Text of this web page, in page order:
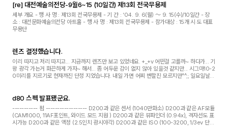
[re] 대전예술의전당-9월6~15 (10일간) 제13회 전국무용제
세부 개요 - 행 사 명 : 제13회 전국무용제 - 기 간 : ‘04. 9. 6(월) ～ 9. 15(수)/10일간 - 장
소 : 대전문화예술의전당 아트홀 - 행 사 명 : 제13회 전국무용제 - 참가대상 : 15개 시·도 대표
무용단
렌즈 결정했습니다.
이리 따지고 저리 따지고... 지금까지 렌즈만 보고 있었네요. +_+v 어떤걸 고를까~ 하다가... 기
왕 광각 가는거 화끈하게 가자~ 해서... 좀 어두운 감이 없지 않아 있을것 같지만... 시그마10-2
0미리를 지르기로 현재까진 단정 지었습니다. 내일 가면 어찌 변할진 모르지만^^;; 일요일날
d80 스펙 발표됐군요.
----------- 펌 ------------------ D200과 같은 센서 (1040만화소) D200과 같은 AF모듈
(CAM1000, 11AF포인트, 와이드 모드 지원 ) D200과 같은 뷰파인더 (0.94x), 격자선도 표
시가능 D200과 같은 액정 (2.5인치 광시야각) D200과 같은 ISO (100-3200, 1/3ev 단